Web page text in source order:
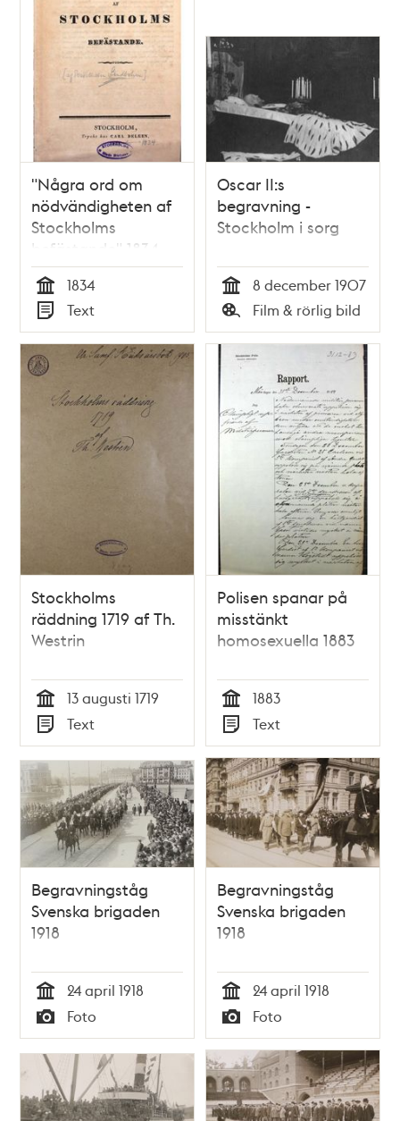
"Några ord om
nödvändigheten af
Stockholms
befästande" 1834
Tid
1834
Typ
Text
Oscar II:s
begravning -
Stockholm i sorg
Tid
8 december 1907
Typ
Film & rörlig bild
Stockholms
räddning 1719 af Th.
Westrin
Tid
13 augusti 1719
Typ
Text
Polisen spanar på
misstänkt
homosexuella 1883
Tid
1883
Typ
Text
Begravningståg
Svenska brigaden
1918
Tid
24 april 1918
Typ
Foto
Begravningståg
Svenska brigaden
1918
Tid
24 april 1918
Typ
Foto